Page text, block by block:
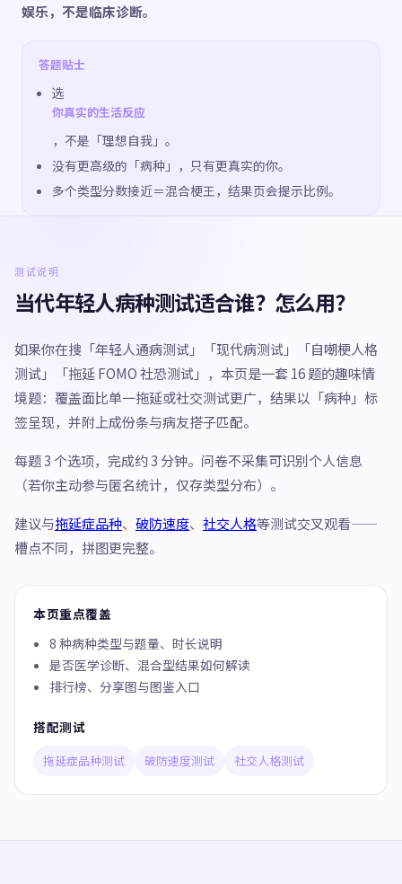
娱乐，不是临床诊断。
答题贴士
选
你真实的生活反应
，不是「理想自我」。
没有更高级的「病种」，只有更真实的你。
多个类型分数接近＝混合梗王，结果页会提示比例。
测试说明
当代年轻人病种测试适合谁？怎么用？
如果你在搜「年轻人通病测试」「现代病测试」「自嘲梗人格
测试」「拖延 FOMO 社恐测试」，本页是一套 16 题的趣味情
境题：覆盖面比单一拖延或社交测试更广，结果以「病种」标
签呈现，并附上成份条与病友搭子匹配。
每题 3 个选项，完成约 3 分钟。问卷不采集可识别个人信息
（若你主动参与匿名统计，仅存类型分布）。
建议与拖延症品种、 破防速度、 社交人格等测试交叉观看——
槽点不同，拼图更完整。
本页重点覆盖
8 种病种类型与题量、时长说明
是否医学诊断、混合型结果如何解读
排行榜、分享图与图鉴入口
搭配测试
拖延症品种测试 破防速度测试 社交人格测试